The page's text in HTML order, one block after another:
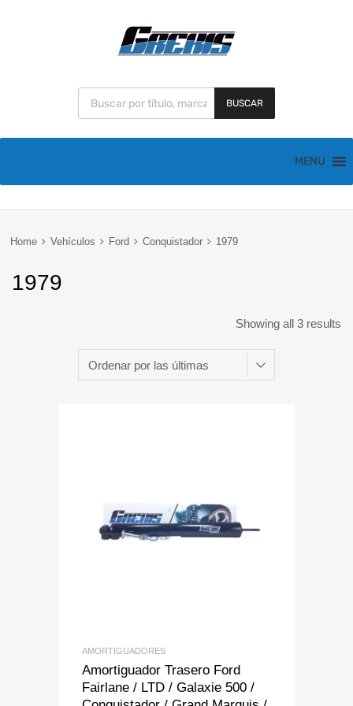
BUSCAR
MENU
Home Vehículos Ford Conquistador 1979
1979
Showing all 3 results
Add to Wishlist
Add to Compare
AMORTIGUADORES
Amortiguador Trasero Ford
Fairlane / LTD / Galaxie 500 /